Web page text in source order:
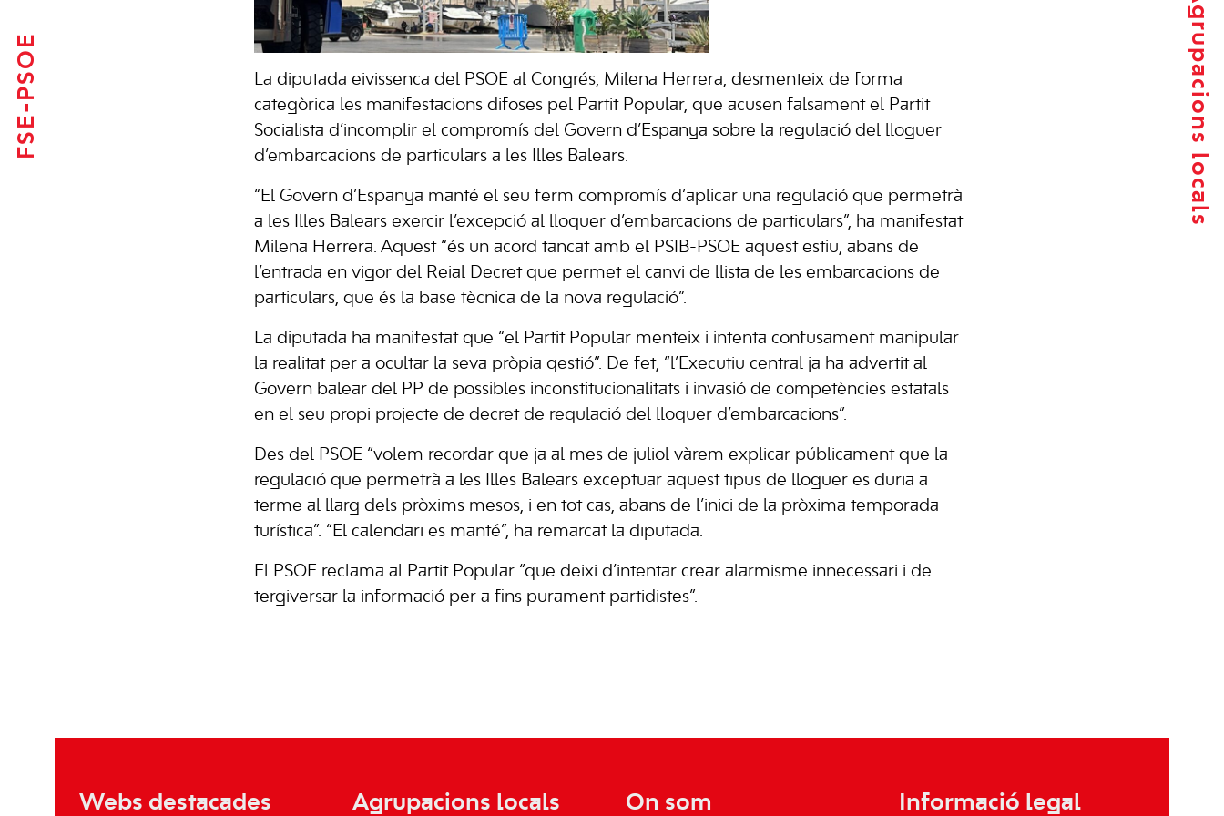
FSE-PSOE Agrupacions locals
La diputada eivissenca del PSOE al Congrés, Milena Herrera, desmenteix de forma
categòrica les manifestacions difoses pel Partit Popular, que acusen falsament el Partit
Socialista d’incomplir el compromís del Govern d’Espanya sobre la regulació del lloguer
d’embarcacions de particulars a les Illes Balears.
“El Govern d’Espanya manté el seu ferm compromís d’aplicar una regulació que permetrà
a les Illes Balears exercir l’excepció al lloguer d’embarcacions de particulars”, ha manifestat
Milena Herrera. Aquest “és un acord tancat amb el PSIB-PSOE aquest estiu, abans de
l’entrada en vigor del Reial Decret que permet el canvi de llista de les embarcacions de
particulars, que és la base tècnica de la nova regulació”.
La diputada ha manifestat que “el Partit Popular menteix i intenta confusament manipular
la realitat per a ocultar la seva pròpia gestió”. De fet, “l’Executiu central ja ha advertit al
Govern balear del PP de possibles inconstitucionalitats i invasió de competències estatals
en el seu propi projecte de decret de regulació del lloguer d’embarcacions”.
Des del PSOE “volem recordar que ja al mes de juliol vàrem explicar públicament que la
regulació que permetrà a les Illes Balears exceptuar aquest tipus de lloguer es duria a
terme al llarg dels pròxims mesos, i en tot cas, abans de l’inici de la pròxima temporada
turística”. “El calendari es manté”, ha remarcat la diputada.
El PSOE reclama al Partit Popular “que deixi d’intentar crear alarmisme innecessari i de
tergiversar la informació per a fins purament partidistes”.
Webs destacades Agrupacions locals On som Informació legal